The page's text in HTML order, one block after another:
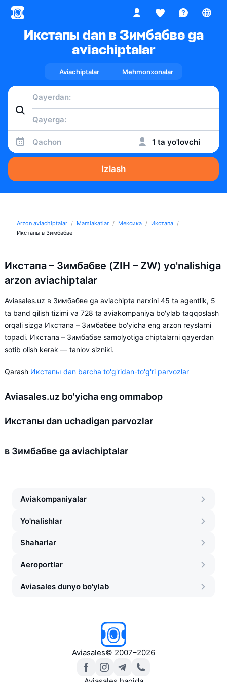
Икстапы dan в Зимбабве ga
aviachiptalar
Aviachiptalar Mehmonxonalar
Qachon 1 ta yo'lovchi
Izlash
Arzon aviachiptalar Mamlakatlar Мексика
Икстапа
Икстапы в Зимбабве
Икстапа – Зимбабве (ZIH – ZW) yo'nalishiga
arzon aviachiptalar
Aviasales.uz в Зимбабве ga aviachipta narxini 45 ta agentlik, 5
ta band qilish tizimi va 728 ta aviakompaniya bo'ylab taqqoslash
orqali sizga Икстапа – Зимбабве bo'yicha eng arzon reyslarni
topadi. Икстапа – Зимбабве samolyotiga chiptalarni qayerdan
sotib olish kerak — tanlov sizniki.
Qarash Икстапы dan barcha to'g'ridan-to'g'ri parvozlar
Aviasales.uz bo'yicha eng ommabop
Икстапы dan uchadigan parvozlar
в Зимбабве ga aviachiptalar
Aviakompaniyalar
Yo'nalishlar
Shaharlar
Aeroportlar
Aviasales dunyo bo'ylab
Aviasales© 2007–2026